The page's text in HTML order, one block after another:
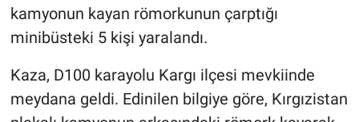
kamyonun kayan römorkunun çarptığı
minibüsteki 5 kişi yaralandı.
Kaza, D100 karayolu Kargı ilçesi mevkiinde
meydana geldi. Edinilen bilgiye göre, Kırgızistan